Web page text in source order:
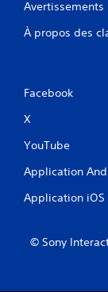
À propos des
Facebook
X
YouTube
Application
Application iOS
© Sony